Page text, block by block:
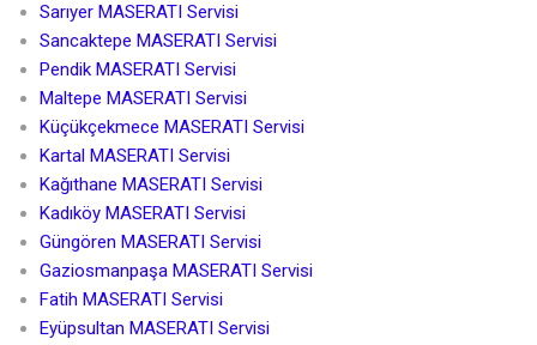
Sarıyer MASERATI Servisi
Sancaktepe MASERATI Servisi
Pendik MASERATI Servisi
Maltepe MASERATI Servisi
Küçükçekmece MASERATI Servisi
Kartal MASERATI Servisi
Kağıthane MASERATI Servisi
Kadıköy MASERATI Servisi
Güngören MASERATI Servisi
Gaziosmanpaşa MASERATI Servisi
Fatih MASERATI Servisi
Eyüpsultan MASERATI Servisi